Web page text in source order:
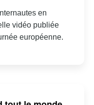
en
vidéo publiée
européenne.